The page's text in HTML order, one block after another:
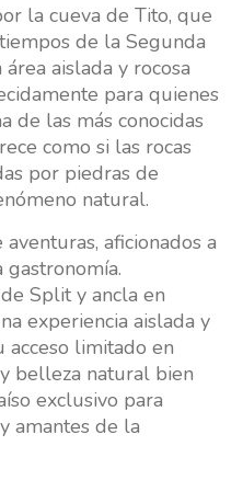
la cueva de Tito, que
de la Segunda
aislada y rocosa
para quienes
de las más conocidas
como si las rocas
por piedras de
natural.
aficionados a
Split y ancla en
experiencia aislada y
acceso limitado en
belleza natural bien
exclusivo para
amantes de la